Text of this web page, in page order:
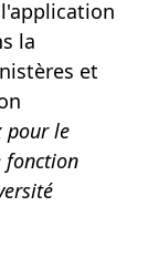
la
et
pour le
fonction